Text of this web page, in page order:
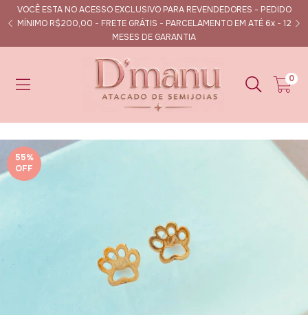
VOCÊ ESTA NO ACESSO EXCLUSIVO PARA REVENDEDORES - PEDIDO
MÍNIMO R$200,00 - FRETE GRÁTIS - PARCELAMENTO EM ATÉ 6x - 12
MESES DE GARANTIA
0
55%
OFF